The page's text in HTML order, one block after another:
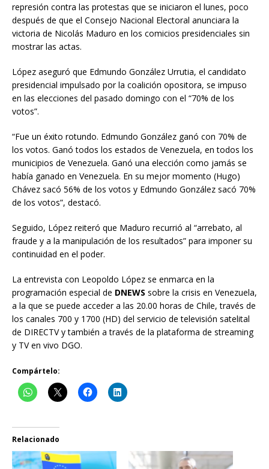
represión contra las protestas que se iniciaron el lunes, poco
después de que el Consejo Nacional Electoral anunciara la
victoria de Nicolás Maduro en los comicios presidenciales sin
mostrar las actas.
López aseguró que Edmundo González Urrutia, el candidato
presidencial impulsado por la coalición opositora, se impuso
en las elecciones del pasado domingo con el “70% de los
votos”.
“Fue un éxito rotundo. Edmundo González ganó con 70% de
los votos. Ganó todos los estados de Venezuela, en todos los
municipios de Venezuela. Ganó una elección como jamás se
había ganado en Venezuela. En su mejor momento (Hugo)
Chávez sacó 56% de los votos y Edmundo González sacó 70%
de los votos”, destacó.
Seguido, López reiteró que Maduro recurrió al “arrebato, al
fraude y a la manipulación de los resultados” para imponer su
continuidad en el poder.
La entrevista con Leopoldo López se enmarca en la
programación especial de DNEWS sobre la crisis en Venezuela,
a la que se puede acceder a las 20.00 horas de Chile, través de
los canales 700 y 1700 (HD) del servicio de televisión satelital
de DIRECTV y también a través de la plataforma de streaming
y TV en vivo DGO.
Compártelo:
Relacionado